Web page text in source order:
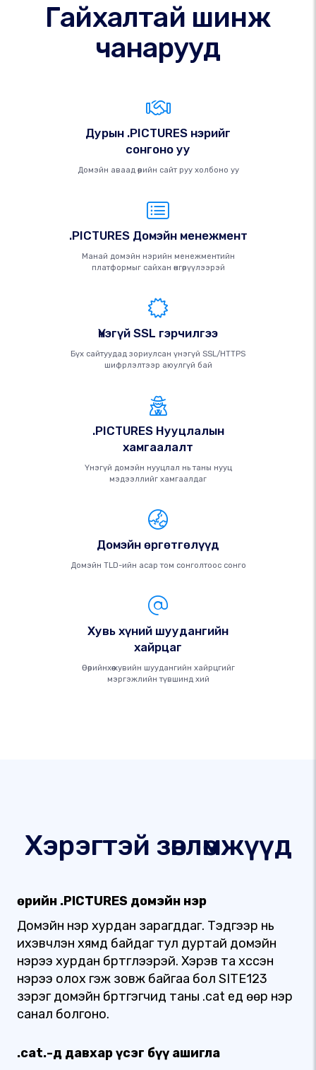
Гайхалтай шинж
чанарууд
Дурын .PICTURES нэрийг
сонгоно уу
Домэйн аваад өөрийн сайт руу холбоно уу
.PICTURES Домэйн менежмент
Манай домэйн нэрийн менежментийн
платформыг сайхан өнгөрүүлээрэй
Үнэгүй SSL гэрчилгээ
Бүх сайтуудад зориулсан үнэгүй SSL/HTTPS
шифрлэлтээр аюулгүй бай
.PICTURES Нууцлалын
хамгаалалт
Үнэгүй домэйн нууцлал нь таны нууц
мэдээллийг хамгаалдаг
Домэйн өргөтгөлүүд
Домэйн TLD-ийн асар том сонголтоос сонго
Хувь хүний ​​шуудангийн
хайрцаг
Өөрийнхөө хувийн шуудангийн хайрцгийг
мэргэжлийн түвшинд хий
Хэрэгтэй зөвлөмжүүд
Өөрийн .PICTURES домэйн нэр
Домэйн нэр хурдан зарагддаг. Тэдгээр нь
ихэвчлэн хямд байдаг тул дуртай домэйн
нэрээ хурдан бүртгүүлээрэй. Хэрэв та хүссэн
нэрээ олох гэж зовж байгаа бол SITE123
зэрэг домэйн бүртгэгчид таны .cat үед өөр нэр
санал болгоно.
.cat.-д давхар үсэг бүү ашигла